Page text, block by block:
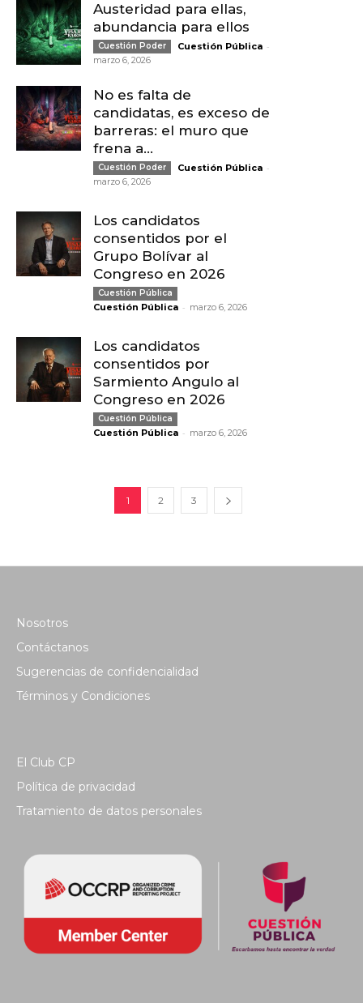
Austeridad para ellas,
abundancia para ellos
Cuestión Poder Cuestión Pública -
marzo 6, 2026
No es falta de
candidatas, es exceso de
barreras: el muro que
frena a...
Cuestión Poder Cuestión Pública -
marzo 6, 2026
Los candidatos
consentidos por el
Grupo Bolívar al
Congreso en 2026
Cuestión Pública
Cuestión Pública - marzo 6, 2026
Los candidatos
consentidos por
Sarmiento Angulo al
Congreso en 2026
Cuestión Pública
Cuestión Pública - marzo 6, 2026
1 2 3
Nosotros
Contáctanos
Sugerencias de confidencialidad
Términos y Condiciones
El Club CP
Política de privacidad
Tratamiento de datos personales